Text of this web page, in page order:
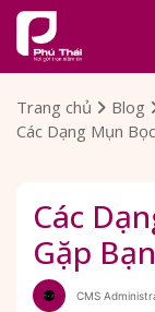
Trang chủ Blog
Các Dạng Mụn
Các
Gặp
CMS